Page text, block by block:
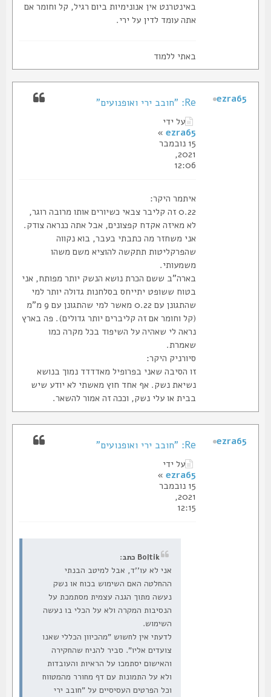
באינטרנט אין אנונימיות ביום רגיל, קל וחומר אם
אתה עומד לדין על ירי.
באתי ללמוד
Re: "חובב ירי ואופנועים"
על ידי
ezra65
»
15 נובמבר
2021,
12:06
איתמר היקר:
0.22 זה קליבר צבאי כשיורים אותו מרובה רוגר,
לא מאיזה אקדח קפצונים, אבל אתה כנראה צודק.
אני משחזר מה כתבתי בעבר, בוא נקווה
שהפרקליטות תתקשה להוציא משם משהו
משמעותי.
בארה"ב ששם הכרת נושא הנשק יותר מפותח, אני
בטוח ששופט יתייחס בסלחנות גדולה יותר למי
שהתגונן עם 0.22 מאשר למי שהתגונן עם 9 מ"מ
(קל וחומר אם זה קליברים יותר גדולים). פה בארץ
נראה לי שאהיה על השיפוד בכל מקרה כמו
שאמרת.
סיורניק היקר:
זו הסיבה שאני בפרופיל מאדדדד נמוך בנושא
נשיאת נשק. אף אחד חוץ מאשתי לא יודע שיש
בבית או עלי נשק, וככה זה אמור להשאר.
ezra65
Re: "חובב ירי ואופנועים"
על ידי
ezra65
»
15 נובמבר
2021,
Boltik כתב:
אני לא עו''ד, אבל למיטב הבנתי
ההחלטה האם השימוש בכוח או נשק
נעשה מתוך הגנה עצמית מסתמכת על
הנסיבות המקרה ולא על הכלי בו נעשה
השימוש.
לדעתי אין לחשוש "מהכיוון הכללי שאנו
צועדים אליו". סביר להניח שהחקירה
והאישום יסתמכו על הראיות והעובדות
ולא על התמונות עם דף מחורר מהמטווח
וכל הפרטים העסיסיים על "חובב ירי
ezra65